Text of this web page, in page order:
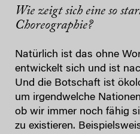
Wie zeigt sich eine so
Choreographie?
Natürlich ist das ohne
entwickelt sich und ist
Und die Botschaft ist
um irgendwelche
ob wir immer noch fähig
zu existieren.